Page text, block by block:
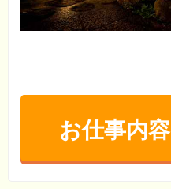
お仕事内